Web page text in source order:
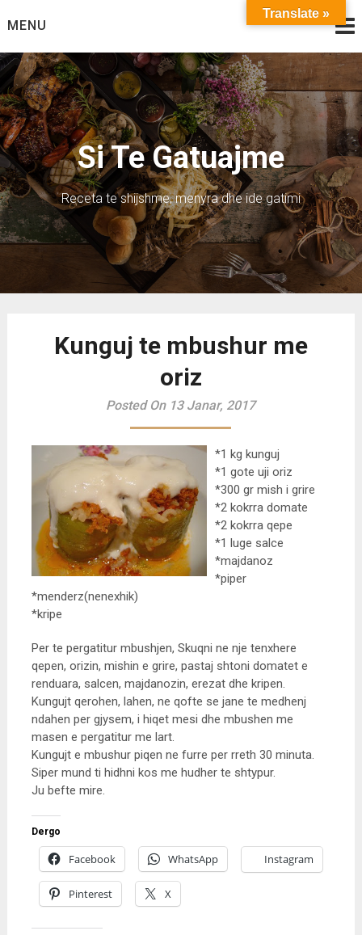
toMENU
Si Te Gatuajme
Receta te shijshme, menyra dhe ide gatimi
Kunguj te mbushur me
oriz
Posted On 13 Janar, 2017
*1 kg kunguj
*1 gote uji oriz
*300 gr mish i grire
*2 kokrra domate
*2 kokrra qepe
*1 luge salce
*majdanoz
*piper
*menderz(nenexhik)
*kripe
Per te pergatitur mbushjen, Skuqni ne nje tenxhere
qepen, orizin, mishin e grire, pastaj shtoni domatet e
renduara, salcen, majdanozin, erezat dhe kripen.
Kungujt qerohen, lahen, ne qofte se jane te medhenj
ndahen per gjysem, i hiqet mesi dhe mbushen me
masen e pergatitur me lart.
Kungujt e mbushur piqen ne furre per rreth 30 minuta.
Siper mund ti hidhni kos me hudher te shtypur.
Ju befte mire.
Dergo
Facebook WhatsApp Instagram
Pinterest X
Translate »